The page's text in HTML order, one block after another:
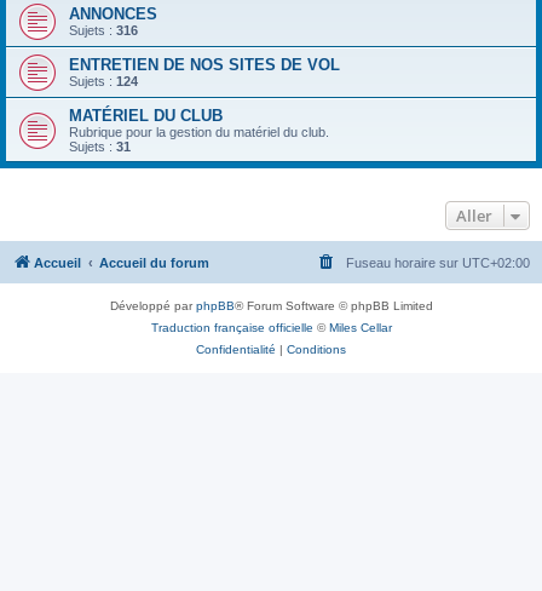
ANNONCES
Sujets : 316
ENTRETIEN DE NOS SITES DE VOL
Sujets : 124
MATÉRIEL DU CLUB
Rubrique pour la gestion du matériel du club.
Sujets : 31
Aller
Accueil Accueil du forum Fuseau horaire sur UTC+02:00
Développé parphpBB® Forum Software © phpBB Limited
Traduction française officielle ©Miles Cellar
Confidentialité | Conditions